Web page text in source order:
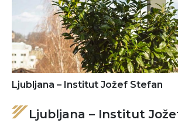
Ljubljana – Institut Jožef Stefan
Ljubljana – Institut